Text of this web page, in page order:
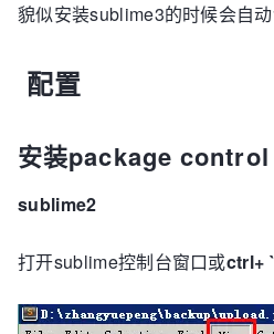
[NewWindow Shortcut Group]
Exec=sublime -n
TargetEnvironment=Unity
貌似安装sublime3的时候会自
配置
安装package control
sublime2
打开sublime控制台窗口或ctrl+